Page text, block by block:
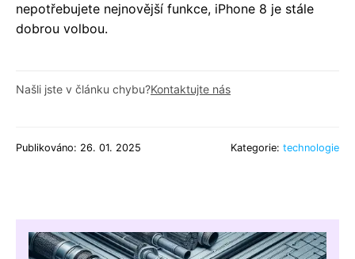
nepotřebujete nejnovější funkce, iPhone 8 je stále
dobrou volbou.
Našli jste v článku chybu?Kontaktujte nás
Publikováno: 26. 01. 2025 Kategorie: technologie